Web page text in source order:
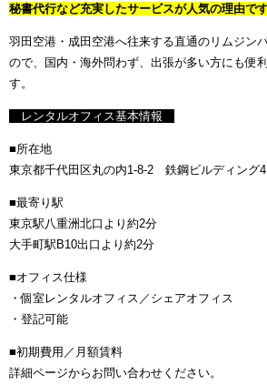
秘書代行など充実したサービスが人気の理由です
羽田空港・成田空港へ往来する直通のリムジン
ので、国内・海外問わず、出張が多い方にも便
す。
レンタルオフィス基本情報
■所在地
東京都千代田区丸の内1-8-2 鉄鋼ビルディング
■最寄り駅
東京駅八重洲北口より約2分
大手町駅B10出口より約2分
■オフィス仕様
・個室レンタルオフィス／シェアオフィス
・登記可能
■初期費用／月額賃料
詳細ページからお問い合わせください。